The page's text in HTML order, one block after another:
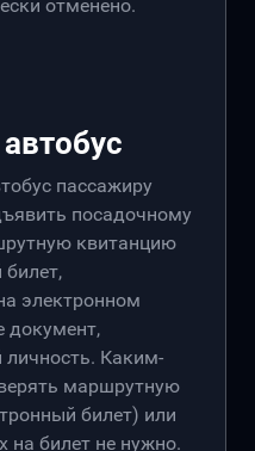
отменено.
пассажиру
посадочному
квитанцию
электронном
документ,
Каким-
маршрутную
билет) или
на билет не нужно.